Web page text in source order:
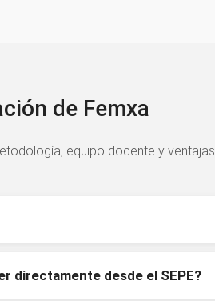
de Femxa
equipo docente y ventajas
directamente desde el SEPE?